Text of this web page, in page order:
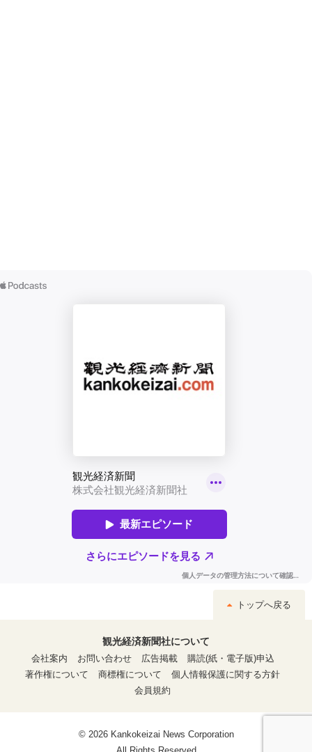
トップへ戻る
観光経済新聞社について
会社案内
お問い合わせ 広告掲載
購読(紙・電子版)申込
著作権について
商標権について
個人情報保護に関する方針
会員規約
© 2026 Kankokeizai News Corporation